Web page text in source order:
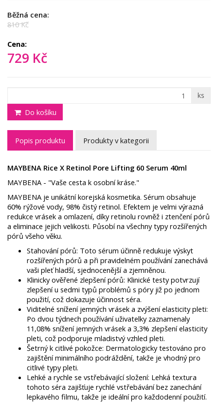
Běžná cena:
810 Kč
Cena:
729 Kč
ks
Do košíku
Popis produktu Produkty v kategorii
MAYBENA Rice X Retinol Pore Lifting 60 Serum 40ml
MAYBENA - "Vaše cesta k osobní kráse."
MAYBENA je unikátní korejská kosmetika. Sérum obsahuje
60% rýžové vody, 98% čistý retinol. Efektem je velmi výrazná
redukce vrásek a omlazení, díky retinolu rovněž i ztenčení pórů
a eliminace jejich velikosti. Působí na všechny typy rozšířených
pórů všeho věku.
Stahování pórů: Toto sérum účinně redukuje výskyt
rozšířených pórů a při pravidelném používání zanechává
vaši pleť hladší, sjednocenější a zjemněnou.
Klinicky ověřené zlepšení pórů: Klinické testy potvrzují
zlepšení u sedmi typů problémů s póry již po jednom
použití, což dokazuje účinnost séra.
Viditelné snížení jemných vrásek a zvýšení elasticity pleti:
Po dvou týdnech používání uživatelky zaznamenaly
11,08% snížení jemných vrásek a 3,3% zlepšení elasticity
pleti, což podporuje mladistvý vzhled pleti.
Šetrný k citlivé pokožce: Dermatologicky testováno pro
zajištění minimálního podráždění, takže je vhodný pro
citlivé typy pleti.
Lehké a rychle se vstřebávající složení: Lehká textura
tohoto séra zajišťuje rychlé vstřebávání bez zanechání
lepkavého filmu, takže je ideální pro každodenní použití.